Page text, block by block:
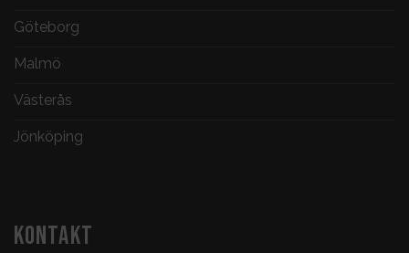
Göteborg
Malmö
Västerås
Jönköping
KONTAKT